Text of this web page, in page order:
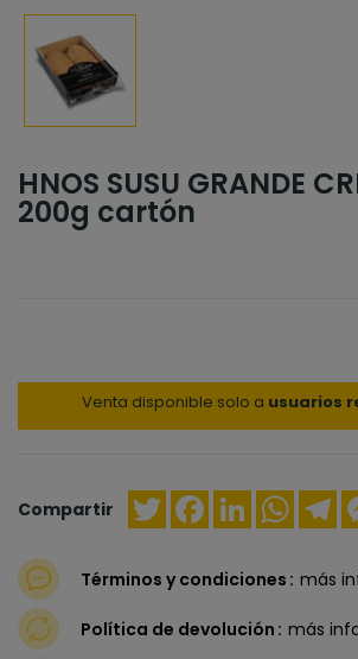
HNOS SUSU GRANDE
200g cartón
Venta disponible solo a usuarios
Compartir TwitterFacebook
LinkedIn
Términos y condiciones más
Política de devolución más